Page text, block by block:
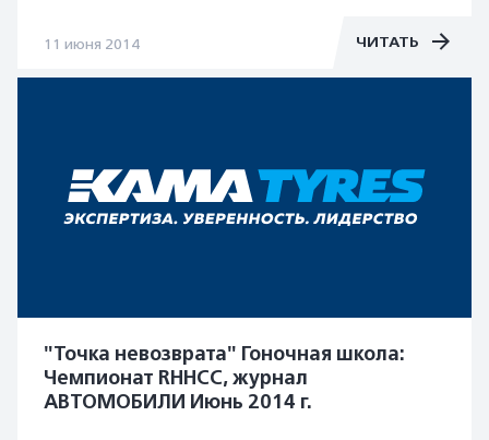
11 июня 2014 ЧИТАТЬ
"Точка невозврата" Гоночная школа:
Чемпионат RHHCC, журнал
АВТОМОБИЛИ Июнь 2014 г.